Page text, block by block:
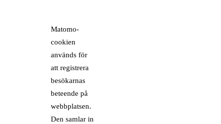
Matomo-
cookien
används för
att registrera
besökarnas
beteende på
webbplatsen.
Den samlar in